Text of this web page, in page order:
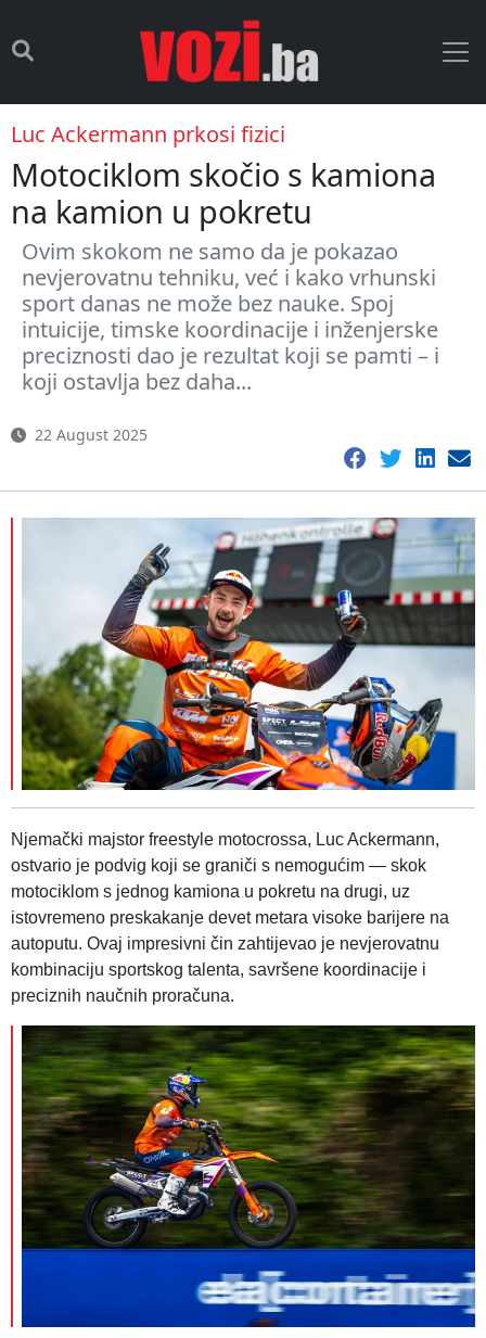
Luc Ackermann prkosi fizici
Motociklom skočio s kamiona
na kamion u pokretu
Ovim skokom ne samo da je pokazao
nevjerovatnu tehniku, već i kako vrhunski
sport danas ne može bez nauke. Spoj
intuicije, timske koordinacije i inženjerske
preciznosti dao je rezultat koji se pamti – i
koji ostavlja bez daha...
22 August 2025
Njemački majstor freestyle motocrossa, Luc Ackermann,
ostvario je podvig koji se graniči s nemogućim — skok
motociklom s jednog kamiona u pokretu na drugi, uz
istovremeno preskakanje devet metara visoke barijere na
autoputu. Ovaj impresivni čin zahtijevao je nevjerovatnu
kombinaciju sportskog talenta, savršene koordinacije i
preciznih naučnih proračuna.